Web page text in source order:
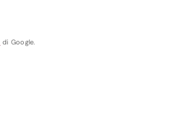
di Google.